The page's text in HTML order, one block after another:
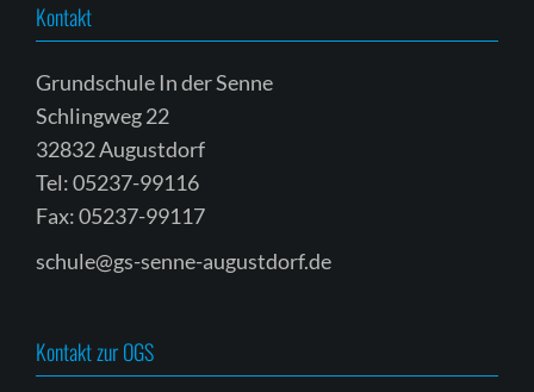
Kontakt
Grundschule In der Senne
Schlingweg 22
32832 Augustdorf
Tel: 05237-99116
Fax: 05237-99117
schule@gs-senne-augustdorf.de
Kontakt zur OGS